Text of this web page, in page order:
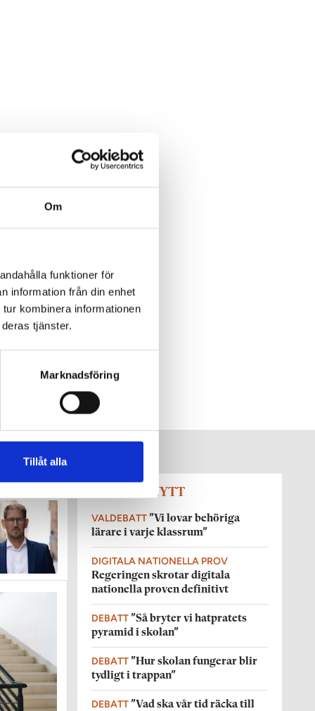
Om
funktioner för
information från din enhet
kombinera informationen
tjänster.
Marknadsföring
Tillåt alla
SENASTE NYTT
VALDEBATT ”Vi lovar behöriga
lärare i varje klassrum”
DIGITALA NATIONELLA PROV
Regeringen skrotar digitala
nationella proven definitivt
DEBATT ”Så bryter vi hatpratets
pyramid i skolan”
DEBATT ”Hur skolan fungerar blir
tydligt i trappan”
DEBATT ”Vad ska vår tid räcka till